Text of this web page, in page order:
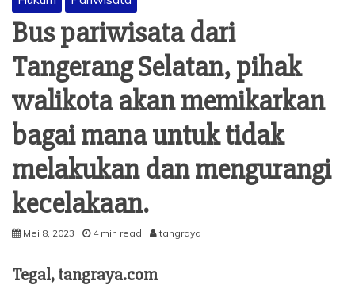
Bus pariwisata dari
Tangerang Selatan, pihak
walikota akan memikarkan
bagai mana untuk tidak
melakukan dan mengurangi
kecelakaan.
Mei 8, 2023 4 min read tangraya
Tegal, tangraya.com